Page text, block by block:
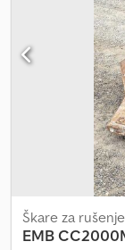
Škare za rušenje
EMB